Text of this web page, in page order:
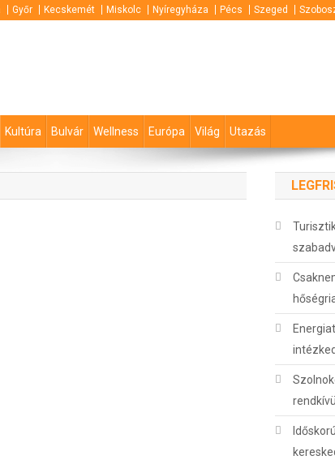
Győr Kecskemét Miskolc Nyíregyháza Pécs Szeged
Kultúra Bulvár Wellness Európa Világ Utazás